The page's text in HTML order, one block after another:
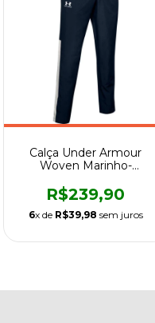
Calça Under Armour
Woven Marinho-
R$239,90
6x de R$39,98 sem juros